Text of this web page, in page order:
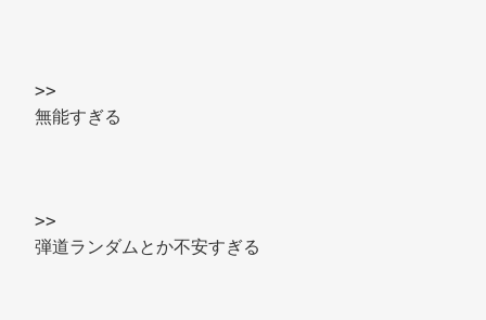
>>
無能すぎる
>>
弾道ランダムとか不安すぎる